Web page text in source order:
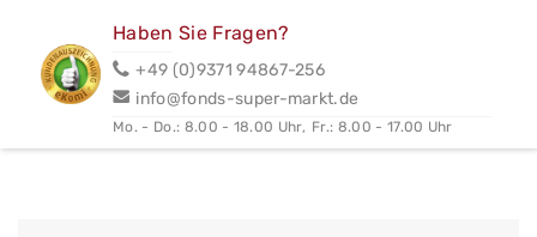
Haben Sie Fragen?
+49 (0)9371 94867-256
info@fonds-super-markt.de
Mo. - Do.: 8.00 - 18.00 Uhr, Fr.: 8.00 - 17.00 Uhr